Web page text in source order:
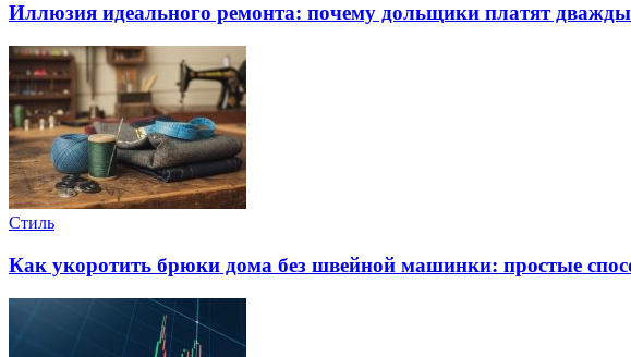
Иллюзия идеального ремонта: почему дольщики платят дважды
Стиль
Как укоротить брюки дома без швейной машинки: простые